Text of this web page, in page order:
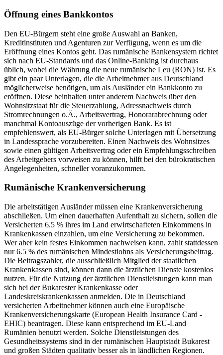
Öffnung eines Bankkontos
Den EU-Bürgern steht eine große Auswahl an Banken,
Kreditinstituten und Agenturen zur Verfügung, wenn es um die
Eröffnung eines Kontos geht. Das rumänische Bankensystem richtet
sich nach EU-Standards und das Online-Banking ist durchaus
üblich, wobei die Währung die neue rumänische Leu (RON) ist. Es
gibt ein paar Unterlagen, die die Arbeitnehmer aus Deutschland
möglicherweise benötigen, um als Ausländer ein Bankkonto zu
eröffnen. Diese beinhalten unter anderem Nachweis über den
Wohnsitzstaat für die Steuerzahlung, Adressnachweis durch
Stromrechnungen o.Ä., Arbeitsvertrag, Honorarabrechnung oder
manchmal Kontoauszüge der vorherigen Bank. Es ist
empfehlenswert, als EU-Bürger solche Unterlagen mit Übersetzung
in Landessprache vorzubereiten. Einen Nachweis des Wohnsitzes
sowie einen gültigen Arbeitsvertrag oder ein Empfehlungsschreiben
des Arbeitgebers vorweisen zu können, hilft bei den bürokratischen
Angelegenheiten, schneller voranzukommen.
Rumänische Krankenversicherung
Die arbeitstätigen Ausländer müssen eine Krankenversicherung
abschließen. Um einen dauerhaften Aufenthalt zu sichern, sollen die
Versicherten 6.5 % ihres im Land erwirtschafteten Einkommens in
Krankenkassen einzahlen, um eine Versicherung zu bekommen.
Wer aber kein festes Einkommen nachweisen kann, zahlt stattdessen
nur 6.5 % des rumänischen Mindestlohns als Versicherungsbeitrag.
Die Beitragszahler, die ausschließlich Mitglied der staatlichen
Krankenkassen sind, können dann die ärztlichen Dienste kostenlos
nutzen. Für die Nutzung der ärztlichen Dienstleistungen kann man
sich bei der Bukarester Krankenkasse oder
Landeskreiskrankenkassen anmelden. Die in Deutschland
versicherten Arbeitnehmer können auch eine Europäische
Krankenversicherungskarte (European Health Insurance Card -
EHIC) beantragen. Diese kann entsprechend im EU-Land
Rumänien benutzt werden. Solche Dienstleistungen des
Gesundheitssystems sind in der rumänischen Hauptstadt Bukarest
und großen Städten qualitativ besser als in ländlichen Regionen.